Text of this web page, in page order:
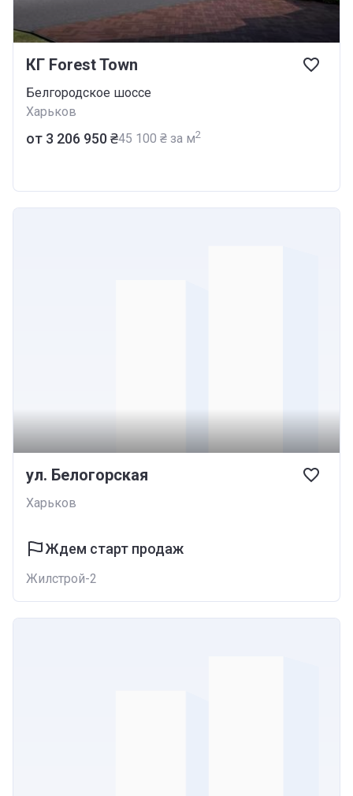
КГ Forest Town
Белгородское шоссе
Харьков
от ‍3 206 950 ₴‍45 100 ₴ за м2
ул. Белогорская
Харьков
Ждем старт продаж
Жилстрой-2